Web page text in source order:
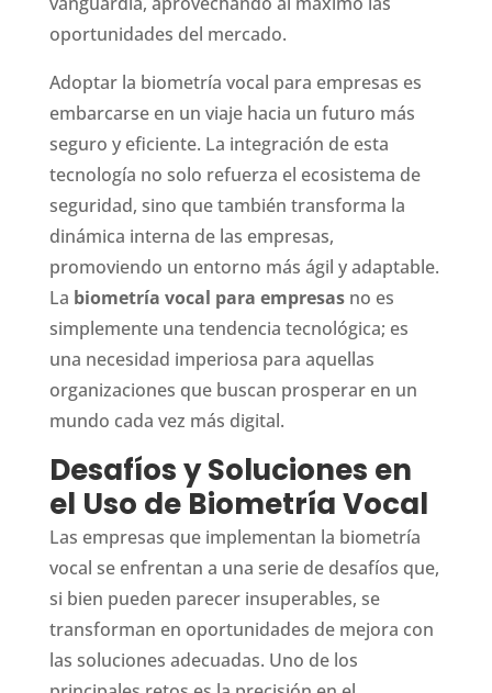
oportunidades del mercado.
Adoptar la biometría vocal para empresas es
embarcarse en un viaje hacia un futuro más
seguro y eficiente. La integración de esta
tecnología no solo refuerza el ecosistema de
seguridad, sino que también transforma la
dinámica interna de las empresas,
promoviendo un entorno más ágil y adaptable.
La biometría vocal para empresasno es
simplemente una tendencia tecnológica; es
una necesidad imperiosa para aquellas
organizaciones que buscan prosperar en un
mundo cada vez más digital.
Desafíos y Soluciones en
el Uso de Biometría Vocal
Las empresas que implementan la biometría
vocal se enfrentan a una serie de desafíos que,
si bien pueden parecer insuperables, se
transforman en oportunidades de mejora con
las soluciones adecuadas. Uno de los